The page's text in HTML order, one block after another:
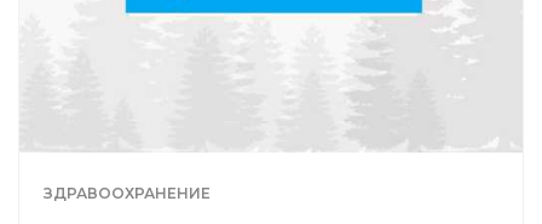
ЗДРАВООХРАНЕНИЕ